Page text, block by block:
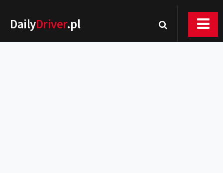
DailyDriver.pl